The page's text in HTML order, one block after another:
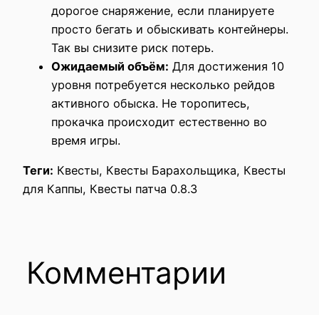
дорогое снаряжение, если планируете
просто бегать и обыскивать контейнеры.
Так вы снизите риск потерь.
Ожидаемый объём: Для достижения 10
уровня потребуется несколько рейдов
активного обыска. Не торопитесь,
прокачка происходит естественно во
время игры.
Теги: Квесты, Квесты Барахольщика, Квесты
для Каппы, Квесты патча 0.8.3
Комментарии